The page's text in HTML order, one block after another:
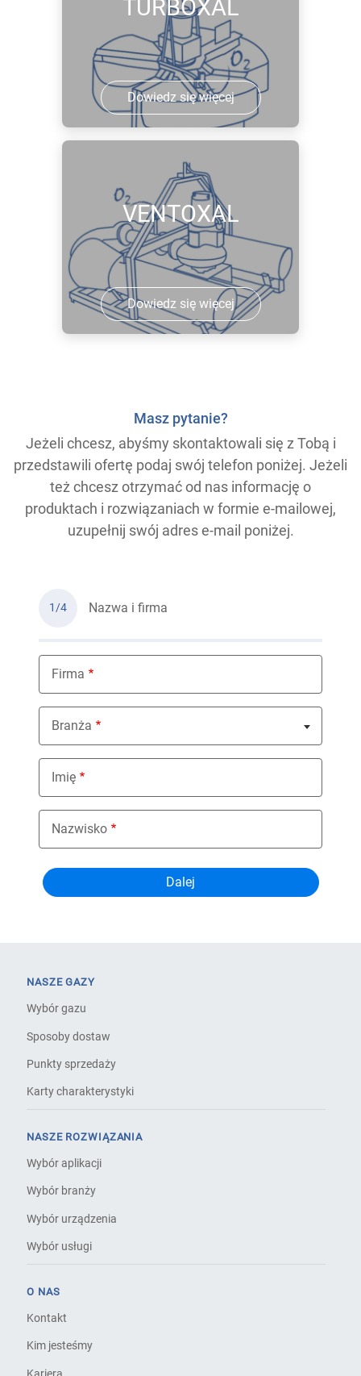
TURBOXAL
Dowiedz się więcej
VENTOXAL
Dowiedz się więcej
Masz pytanie?
Jeżeli chcesz, abyśmy skontaktowali się z Tobą i
przedstawili ofertę podaj swój telefon poniżej. Jeżeli
też chcesz otrzymać od nas informację o
produktach i rozwiązaniach w formie e-mailowej,
uzupełnij swój adres e-mail poniżej.
1/4 Nazwa i firma
Firma
Branża
Nothing selected
Imię
Nazwisko
NASZE GAZY
Wybór gazu
Sposoby dostaw
Punkty sprzedaży
Karty charakterystyki
NASZE ROZWIĄZANIA
Wybór aplikacji
Wybór branży
Wybór urządzenia
Wybór usługi
O NAS
Kontakt
Kim jesteśmy
Kariera